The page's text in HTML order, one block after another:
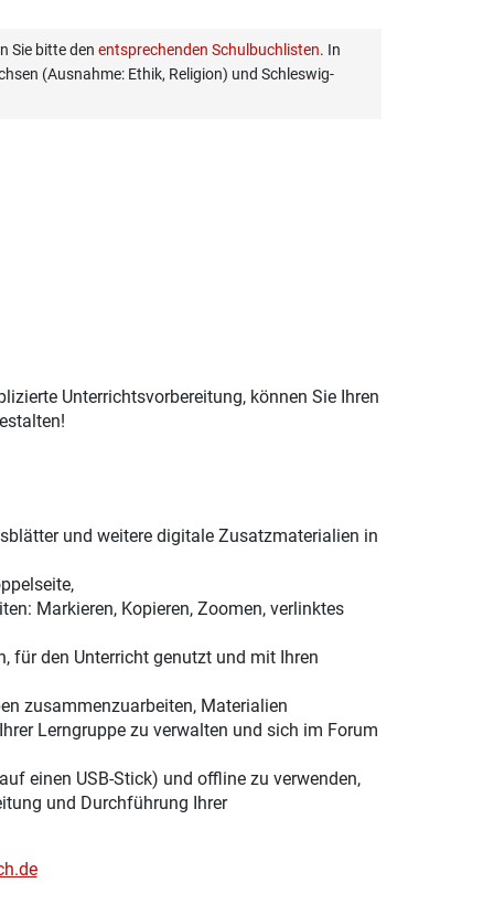
Sie bitte den entsprechenden Schulbuchlisten. In
(Ausnahme: Ethik, Religion) und Schleswig-
Unterrichtsvorbereitung, können Sie Ihren
und weitere digitale Zusatzmaterialien in
Markieren, Kopieren, Zoomen, verlinktes
für den Unterricht genutzt und mit Ihren
zusammenzuarbeiten, Materialien
Lerngruppe zu verwalten und sich im Forum
einen USB-Stick) und offline zu verwenden,
und Durchführung Ihrer